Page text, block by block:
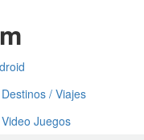
Destinos / Viajes
Video Juegos